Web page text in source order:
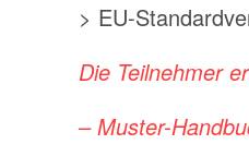
> EU-
Die Teilnehmer
– Muster-